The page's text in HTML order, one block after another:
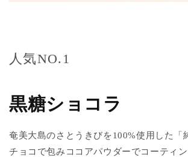
人気NO.1
黒糖ショコラ
奄美大島のさとうきびを100%使用した「
チョコで包みココアパウダーでコーティ